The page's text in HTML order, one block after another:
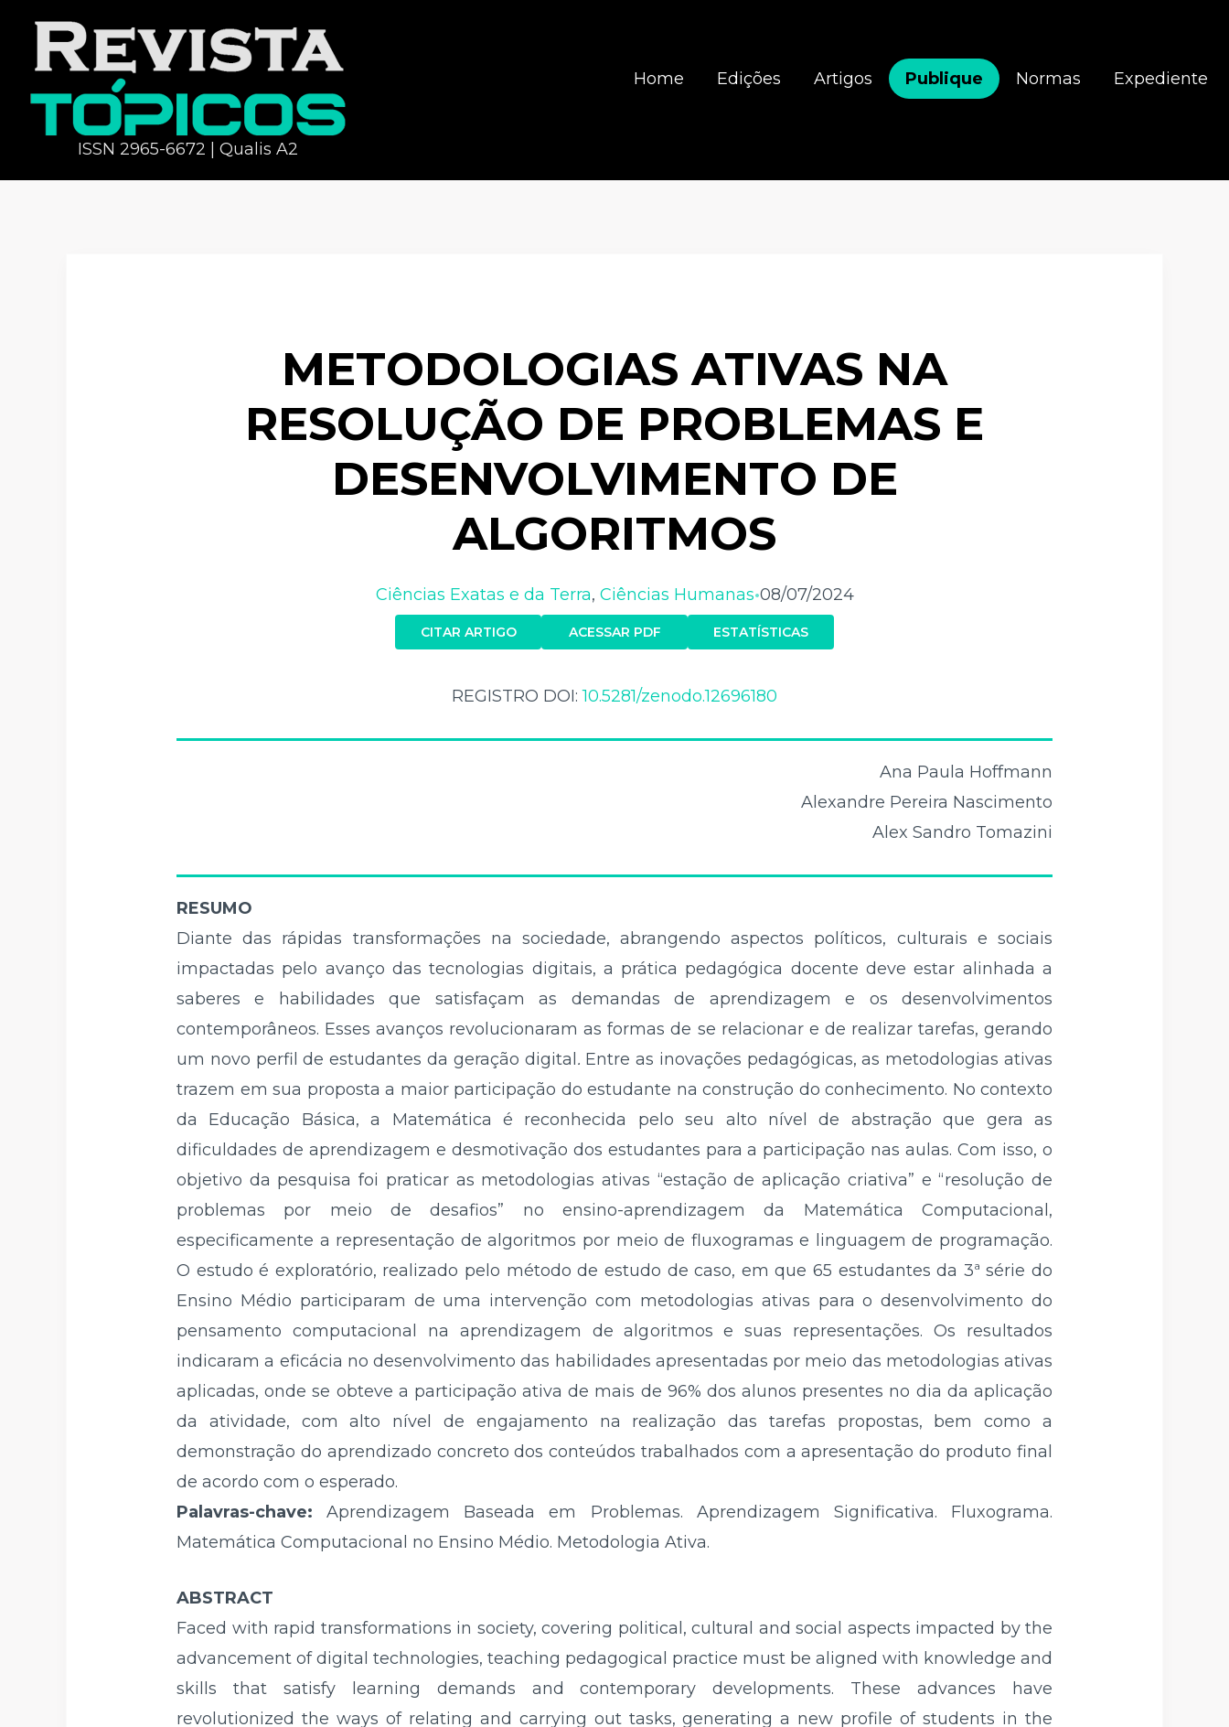
ISSN 2965-6672 | Qualis A2
Home Edições Artigos Publique Normas Expediente
METODOLOGIAS ATIVAS NA
RESOLUÇÃO DE PROBLEMAS E
DESENVOLVIMENTO DE
ALGORITMOS
Ciências Exatas e da Terra, Ciências Humanas•08/07/2024
CITAR ARTIGO ACESSAR PDF ESTATÍSTICAS
REGISTRO DOI:10.5281/zenodo.12696180
Ana Paula Hoffmann
Alexandre Pereira Nascimento
Alex Sandro Tomazini
RESUMO
Diante das rápidas transformações na sociedade, abrangendo aspectos políticos, culturais e sociais
impactadas pelo avanço das tecnologias digitais, a prática pedagógica docente deve estar alinhada a
saberes e habilidades que satisfaçam as demandas de aprendizagem e os desenvolvimentos
contemporâneos. Esses avanços revolucionaram as formas de se relacionar e de realizar tarefas, gerando
um novo perfil de estudantes da geração digital. Entre as inovações pedagógicas, as metodologias ativas
trazem em sua proposta a maior participação do estudante na construção do conhecimento. No contexto
da Educação Básica, a Matemática é reconhecida pelo seu alto nível de abstração que gera as
dificuldades de aprendizagem e desmotivação dos estudantes para a participação nas aulas. Com isso, o
objetivo da pesquisa foi praticar as metodologias ativas “estação de aplicação criativa” e “resolução de
problemas por meio de desafios” no ensino-aprendizagem da Matemática Computacional,
especificamente a representação de algoritmos por meio de fluxogramas e linguagem de programação.
O estudo é exploratório, realizado pelo método de estudo de caso, em que 65 estudantes da 3ª série do
Ensino Médio participaram de uma intervenção com metodologias ativas para o desenvolvimento do
pensamento computacional na aprendizagem de algoritmos e suas representações. Os resultados
indicaram a eficácia no desenvolvimento das habilidades apresentadas por meio das metodologias ativas
aplicadas, onde se obteve a participação ativa de mais de 96% dos alunos presentes no dia da aplicação
da atividade, com alto nível de engajamento na realização das tarefas propostas, bem como a
demonstração do aprendizado concreto dos conteúdos trabalhados com a apresentação do produto final
de acordo com o esperado.
Palavras-chave:Aprendizagem Baseada em Problemas. Aprendizagem Significativa. Fluxograma.
Matemática Computacional no Ensino Médio. Metodologia Ativa.
ABSTRACT
Faced with rapid transformations in society, covering political, cultural and social aspects impacted by the
advancement of digital technologies, teaching pedagogical practice must be aligned with knowledge and
skills that satisfy learning demands and contemporary developments. These advances have
revolutionized the ways of relating and carrying out tasks, generating a new profile of students in the